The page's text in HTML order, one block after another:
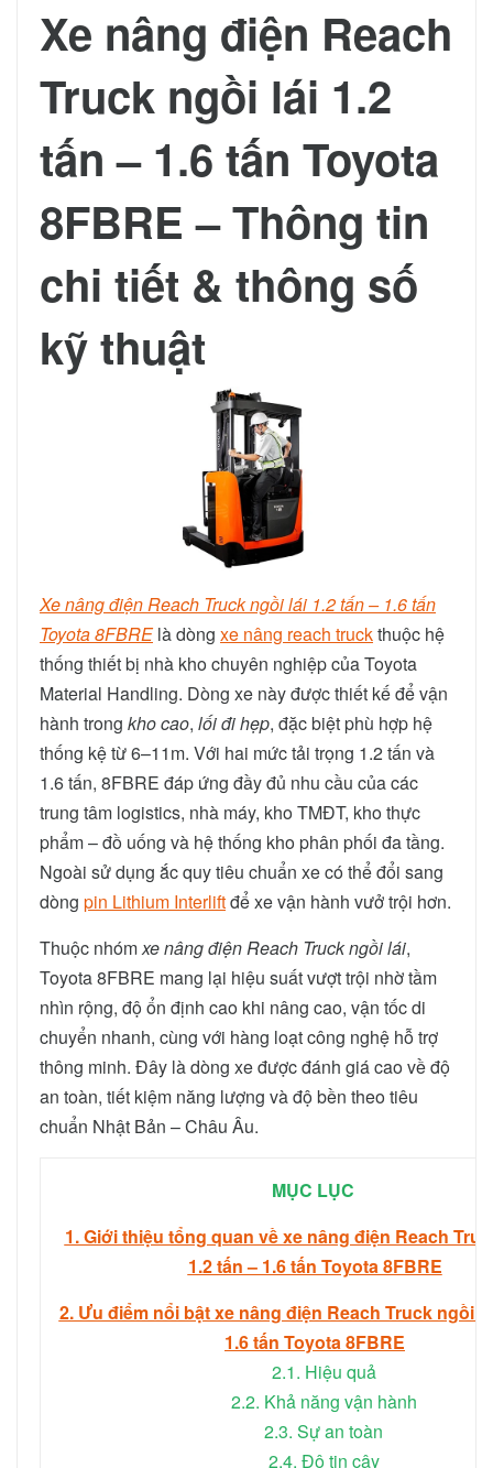
Xe nâng điện Reach
Truck ngồi lái 1.2
tấn – 1.6 tấn Toyota
8FBRE – Thông tin
chi tiết & thông số
kỹ thuật
Xe nâng điện Reach Truck ngồi lái 1.2 tấn – 1.6 tấn
Toyota 8FBRElà dòng xe nâng reach truckthuộc hệ
thống thiết bị nhà kho chuyên nghiệp của Toyota
Material Handling. Dòng xe này được thiết kế để vận
hành trong kho cao, lối đi hẹp, đặc biệt phù hợp hệ
thống kệ từ 6–11m. Với hai mức tải trọng 1.2 tấn và
1.6 tấn, 8FBRE đáp ứng đầy đủ nhu cầu của các
trung tâm logistics, nhà máy, kho TMĐT, kho thực
phẩm – đồ uống và hệ thống kho phân phối đa tầng.
Ngoài sử dụng ắc quy tiêu chuẩn xe có thể đổi sang
dòng pin Lithium Interliftđể xe vận hành vưở trội hơn.
Thuộc nhómxe nâng điện Reach Truck ngồi lái,
Toyota 8FBRE mang lại hiệu suất vượt trội nhờ tầm
nhìn rộng, độ ổn định cao khi nâng cao, vận tốc di
chuyển nhanh, cùng với hàng loạt công nghệ hỗ trợ
thông minh. Đây là dòng xe được đánh giá cao về độ
an toàn, tiết kiệm năng lượng và độ bền theo tiêu
chuẩn Nhật Bản – Châu Âu.
MỤC LỤC
1. Giới thiệu tổng quan về xe nâng điện Reach
1.2 tấn – 1.6 tấn Toyota 8FBRE
2. Ưu điểm nổi bật xe nâng điện Reach Truck ngồi
1.6 tấn Toyota 8FBRE
2.1. Hiệu quả
2.2. Khả năng vận hành
2.3. Sự an toàn
2.4. Độ tin cậy